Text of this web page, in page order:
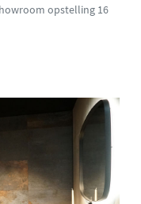
opstelling 16